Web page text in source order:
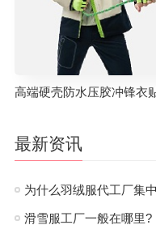
最新资讯
为什么羽绒服代工厂集
滑雪服工厂一般在哪里?